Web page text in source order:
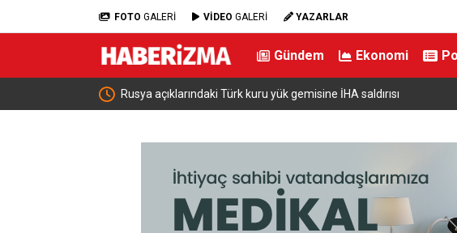
FOTO GALERİ VİDEO GALERİ YAZARLAR
Gündem Ekonomi
Rusya açıklarındaki Türk kuru yük gemisine İHA saldırısı